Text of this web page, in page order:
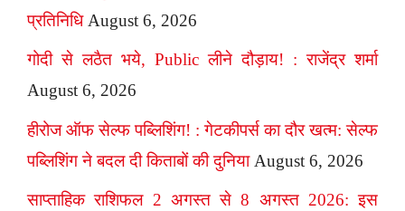
प्रतिनिधि August 6, 2026
गोदी से लठैत भये, Public लीने दौड़ाय! : राजेंद्र शर्मा
August 6, 2026
हीरोज ऑफ सेल्फ पब्लिशिंग! : गेटकीपर्स का दौर खत्म: सेल्फ
पब्लिशिंग ने बदल दी किताबों की दुनिया August 6, 2026
साप्ताहिक राशिफल 2 अगस्त से 8 अगस्त 2026: इस